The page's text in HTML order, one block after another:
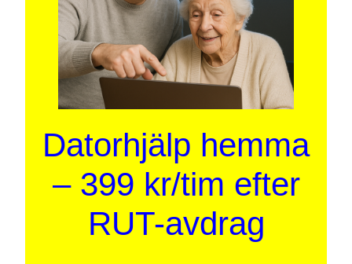
Datorhjälp hemma
– 399 kr/tim efter
RUT-avdrag